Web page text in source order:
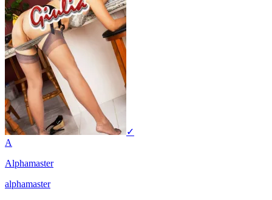
✓
A
Alphamaster
alphamaster